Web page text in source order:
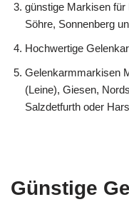
günstige Markisen für
Söhre, Sonnenberg
Hochwertige
Gelenkarmmarkisen
(Leine), Giesen,
Salzdetfurth oder
Günstige